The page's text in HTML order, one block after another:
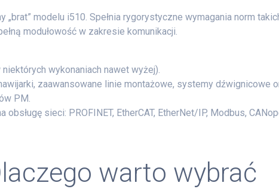
modelu i510. Spełnia rygorystyczne wymagania norm
modułowość w zakresie komunikacji.
wykonaniach nawet wyżej).
zaawansowane linie montażowe, systemy dźwignicowe
PM.
obsługę sieci: PROFINET, EtherCAT, EtherNet/IP, Modbus,
warto wybrać